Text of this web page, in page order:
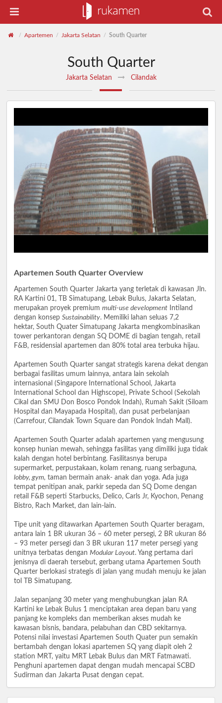
/ Apartemen / Jakarta Selatan / South Quarter
South Quarter
Jakarta Selatan Cilandak
Apartemen South Quarter Overview
Apartemen South Quarter Jakarta yang terletak di kawasan Jln.
RA Kartini 01, TB Simatupang, Lebak Bulus, Jakarta Selatan,
merupakan proyek premium multi-use development Intiland
dengan konsep Sustainability. Memiliki lahan seluas 7,2
hektar, South Quater Simatupang Jakarta mengkombinasikan
tower perkantoran dengan SQ DOME di bagian tengah, retail
F&B, residensial apartemen dan 80% total area terbuka hijau.
Apartemen South Quarter sangat strategis karena dekat dengan
berbagai fasilitas umum lainnya, antara lain sekolah
internasional (Singapore International School, Jakarta
International School dan Highscope), Private School (Sekolah
Cikal dan SMU Don Bosco Pondok Indah), Rumah Sakit (Siloam
Hospital dan Mayapada Hospital), dan pusat perbelanjaan
(Carrefour, Cilandak Town Square dan Pondok Indah Mall).
Apartemen South Quarter adalah apartemen yang mengusung
konsep hunian mewah, sehingga fasilitas yang dimiliki juga tidak
kalah dengan hotel berbintang. Fasilitasnya berupa
supermarket, perpustakaan, kolam renang, ruang serbaguna,
lobby, gym, taman bermain anak- anak dan yoga. Ada juga
tempat penitipan anak, parkir sepeda dan SQ Dome dengan
retail F&B seperti Starbucks, Delico, Carls Jr, Kyochon, Penang
Bistro, Rach Market, dan lain-lain.
Tipe unit yang ditawarkan Apartemen South Quarter beragam,
antara lain 1 BR ukuran 36 – 60 meter persegi, 2 BR ukuran 86
– 93 meter persegi dan 3 BR ukuran 117 meter persegi yang
unitnya terbatas dengan Modular Layout. Yang pertama dari
jenisnya di daerah tersebut, gerbang utama Apartemen South
Quarter berlokasi strategis di jalan yang mudah menuju ke jalan
tol TB Simatupang.
Jalan sepanjang 30 meter yang menghubungkan jalan RA
Kartini ke Lebak Bulus 1 menciptakan area depan baru yang
panjang ke kompleks dan memberikan akses mudah ke
kawasan bisnis, bandara, pelabuhan dan CBD sekitarnya.
Potensi nilai investasi Apartemen South Quater pun semakin
bertambah dengan lokasi apartemen SQ yang diapit oleh 2
station MRT, yaitu MRT Lebak Bulus dan MRT Fatmawati.
Penghuni apartemen dapat dengan mudah mencapai SCBD
Sudirman dan Jakarta Pusat dengan cepat.